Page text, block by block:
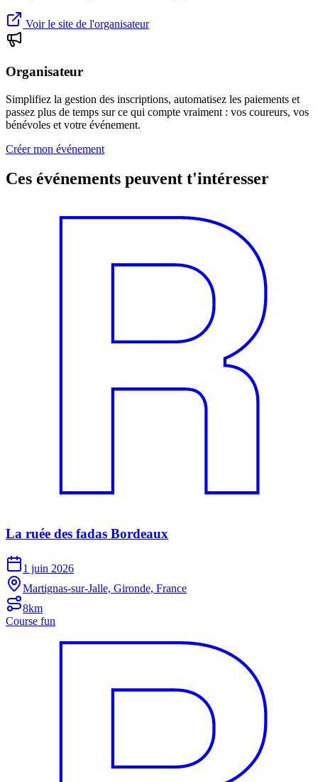
Voir le site de l'organisateur
Organisateur
Simplifiez la gestion des inscriptions, automatisez les paiements et
passez plus de temps sur ce qui compte vraiment : vos coureurs, vos
bénévoles et votre événement.
Créer mon événement
Ces événements peuvent t'intéresser
La ruée des fadas Bordeaux
1 juin 2026
Martignas-sur-Jalle, Gironde, France
8km
Course fun